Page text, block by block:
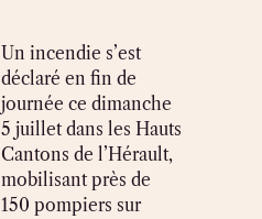
Un incendie s’est
déclaré en fin de
journée ce dimanche
5 juillet dans les Hauts
Cantons de l’Hérault,
mobilisant près de
150 pompiers sur